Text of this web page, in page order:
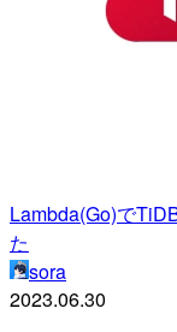
Lambda(Go)で
た
sora
2023.06.30